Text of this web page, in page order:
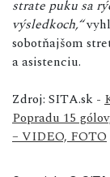
strate puku sa
výsledkoch,“
sobotňajšom
a asistenciu.
Zdroj: SITA.sk -
Popradu 15
– VIDEO, FOTO